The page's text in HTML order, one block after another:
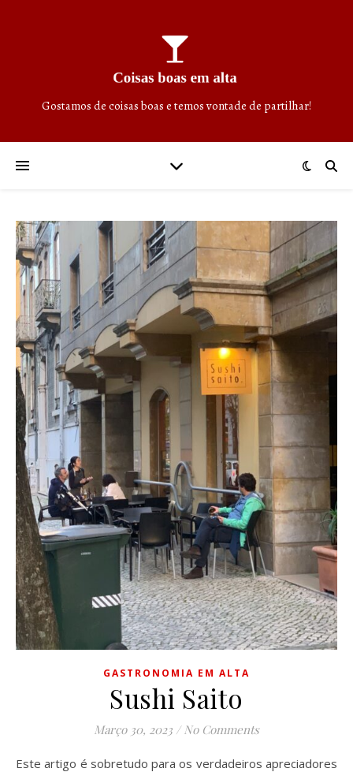
Gostamos de coisas boas e temos vontade de partilhar!
GASTRONOMIA EM ALTA
Sushi Saito
Março 30, 2023 / No Comments
Este artigo é sobretudo para os verdadeiros apreciadores